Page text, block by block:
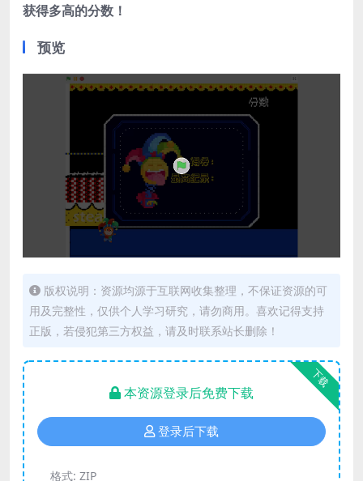
获得多高的分数！
预览
版权说明：资源均源于互联网收集整理，不保证资源的可
用及完整性，仅供个人学习研究，请勿商用。喜欢记得支持
正版，若侵犯第三方权益，请及时联系站长删除！
下载
本资源登录后免费下载
登录后下载
格式: ZIP